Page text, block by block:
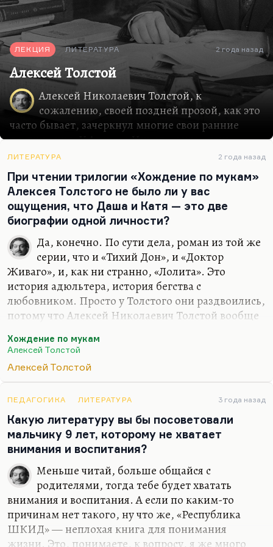
ЛЕКЦИЯ ЛИТЕРАТУРА 2 года назад
Алексей Толстой
Алексей Николаевич Толстой, к
сожалению, своей поздней прозой, как это
часто бывает, зачеркнул многие свои ранние
достижения. У Алексея Николаевича очень
слабые ранние тексты, во всяком случае, все его
рассказы до 1916 года, и эскиз романа «Хромой
барин», и незаконченный роман «Егор Абозов»,
всё мне представляется очень пристрастным,
мелкотравчатым и беллетристичным, но это не
литература. Стихи у него совсем никакие.
Лучший его период — это так примерно,
скажем, года с 1918 по 1925-й. Когда он вернулся,
это было для него, я думаю, в первое время
мощным стимулом, а потом это его погубило.
Мне совсем не нравится «Петр Первый». Мне
кажется, это скучный роман, и главное, что это
ЛИТЕРАТУРА 2 года назад
При чтении трилогии «Хождение по мукам»
Алексея Толстого не было ли у вас
ощущения, что Даша и Катя — это две
биографии одной личности?
Да, конечно. По сути дела, роман из той же
серии, что и «Тихий Дон», и «Доктор
Живаго», и, как ни странно, «Лолита». Это
история адюльтера, история бегства с
любовником. Просто у Толстого они раздвоились,
потому что Алексей Николаевич Толстой вообще
Понимаете, какая история: почему Даша и Катя?
Кстати говоря, все приметы такого фаустианского
умирающий муж Николай Николаевич — он
умирает, потому что она его оставила, а Даше —
мертвый ребенок. Это очень страшные вещи,
страшная сцена. Помните, когда она проснулась,
он умер, а у него волосики дыбом? Она говорит:
он умер, а меня рядом не было, он один
встретил…
Хождение по мукам
Алексей Толстой
Алексей Толстой
ПЕДАГОГИКА ЛИТЕРАТУРА 3 года назад
Какую литературу вы бы посоветовали
мальчику 9 лет, которому не хватает
внимания и воспитания?
Меньше читай, больше общайся с
родителями, тогда тебе будет хватать
внимания и воспитания. А если по каким-то
причинам нет такого, ну что же, «Республика
ШКИД» — неплохая книга для понимания
жизни. Это, понимаете, к вопросу, я же много